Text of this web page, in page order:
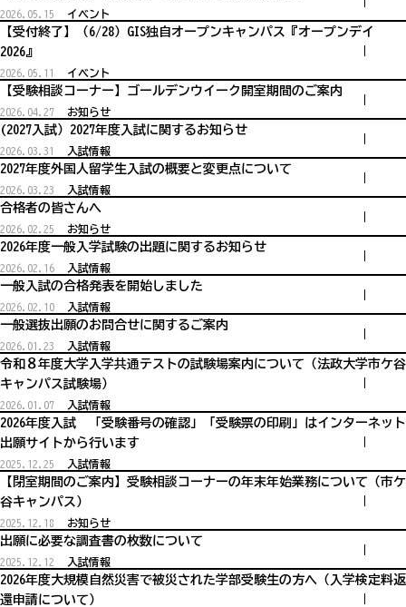
2026.05.15 イベント
【受付終了】（6/28）GIS独自オープンキャンパス『オープンデイ
2026』
2026.05.11 イベント
【受験相談コーナー】ゴールデンウイーク開室期間のご案内
2026.04.27 お知らせ
(2027入試）2027年度入試に関するお知らせ
2026.03.31 入試情報
2027年度外国人留学生入試の概要と変更点について
2026.03.23 入試情報
合格者の皆さんへ
2026.02.25 お知らせ
2026年度一般入学試験の出題に関するお知らせ
2026.02.16 入試情報
一般入試の合格発表を開始しました
2026.02.10 入試情報
一般選抜出願のお問合せに関するご案内
2026.01.23 入試情報
令和８年度大学入学共通テストの試験場案内について（法政大学市ケ谷
キャンパス試験場）
2026.01.07 入試情報
2026年度入試 「受験番号の確認」「受験票の印刷」はインターネット
出願サイトから行います
2025.12.25 入試情報
【閉室期間のご案内】受験相談コーナーの年末年始業務について（市ケ
谷キャンパス）
2025.12.18 お知らせ
出願に必要な調査書の枚数について
2025.12.12 入試情報
2026年度大規模自然災害で被災された学部受験生の方へ（入学検定料返
還申請について）